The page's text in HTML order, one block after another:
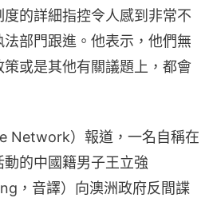
的詳細指控令人感到非常不
部門跟進。他表示，他們無
或是其他有關議題上，都會
Network）報道，一名自稱在
的中國籍男子王立強
，音譯）向澳洲政府反間諜